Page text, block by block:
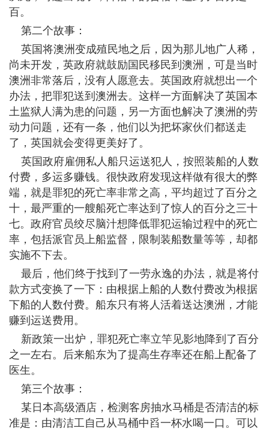
百。
第二个故事：
英国将澳洲变成殖民地之后，因为那儿地广人稀，
尚未开发，英政府就鼓励国民移民到澳洲，可是当时
澳洲非常落后，没有人愿意去。英国政府就想出一个
办法，把罪犯送到澳洲去。这样一方面解决了英国本
土监狱人满为患的问题，另一方面也解决了澳洲的劳
动力问题，还有一条，他们以为把坏家伙们都送走
了，英国就会变得更美好了。
英国政府雇佣私人船只运送犯人，按照装船的人数
付费，多运多赚钱。很快政府发现这样做有很大的弊
端，就是罪犯的死亡率非常之高，平均超过了百分之
十，最严重的一艘船死亡率达到了惊人的百分之三十
七。政府官员绞尽脑汁想降低罪犯运输过程中的死亡
率，包括派官员上船监督，限制装船数量等等，却都
实施不下去。
最后，他们终于找到了一劳永逸的办法，就是将付
款方式变换了一下：由根据上船的人数付费改为根据
下船的人数付费。船东只有将人活着送达澳洲，才能
赚到运送费用。
新政策一出炉，罪犯死亡率立竿见影地降到了百分
之一左右。后来船东为了提高生存率还在船上配备了
医生。
第三个故事：
某日本高级酒店，检测客房抽水马桶是否清洁的标
准是：由清洁工自己从马桶中舀一杯水喝一口。可以